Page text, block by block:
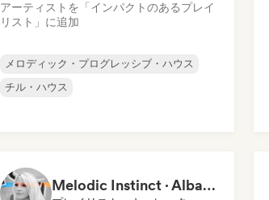
アーティストを「インパクトのあるプレイ
リスト」に追加
メロディック・プログレッシブ・ハウス
チル・ハウス
Melodic Instinct · Alba DM